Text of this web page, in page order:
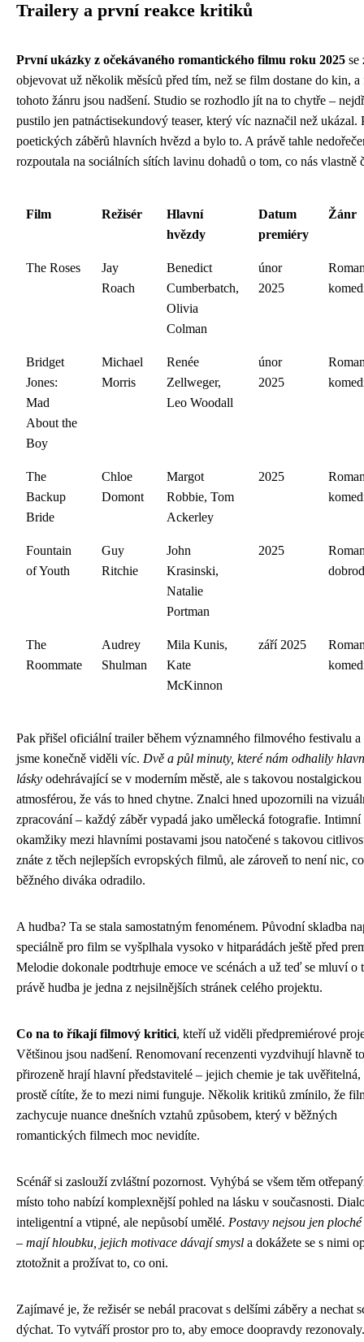
Trailery a první reakce kritiků
První ukázky z očekávaného romantického filmu roku 2025 se
objevovat už několik měsíců před tím, než se film dostane do kin, a
tohoto žánru jsou nadšení. Studio se rozhodlo jít na to chytře –
pustilo jen patnáctisekundový teaser, který víc naznačil než ukázal.
poetických záběrů hlavních hvězd a bylo to. A právě tahle
rozpoutala na sociálních sítích lavinu dohadů o tom, co nás vlastně
Film Režisér
Hlavní
hvězdy
Datum
premiéry
Žánr
The Roses
Jay
Roach
Benedict
Cumberbatch,
Olivia
Colman
únor
2025
Bridget
Jones:
Mad
About the
Boy
Michael
Morris
Renée
Zellweger,
Leo Woodall
únor
2025
The
Backup
Bride
Chloe
Domont
Margot
Robbie, Tom
Ackerley
2025
Fountain
of Youth
Guy
Ritchie
John
Krasinski,
Natalie
Portman
2025
The
Roommate
Audrey
Shulman
Mila Kunis,
Kate
McKinnon
září 2025
Pak přišel oficiální trailer během významného filmového festivalu a
jsme konečně viděli víc. Dvě a půl minuty, které nám odhalily
lásky odehrávající se v moderním městě, ale s takovou nostalgickou
atmosférou, že vás to hned chytne. Znalci hned upozornili na
zpracování – každý záběr vypadá jako umělecká fotografie. Intimní
okamžiky mezi hlavními postavami jsou natočené s takovou
znáte z těch nejlepších evropských filmů, ale zároveň to není nic,
běžného diváka odradilo.
A hudba? Ta se stala samostatným fenoménem. Původní skladba
speciálně pro film se vyšplhala vysoko v hitparádách ještě před
Melodie dokonale podtrhuje emoce ve scénách a už teď se mluví o
právě hudba je jedna z nejsilnějších stránek celého projektu.
Co na to říkají filmový kritici, kteří už viděli předpremiérové
Většinou jsou nadšení. Renomovaní recenzenti vyzdvihují hlavně
přirozeně hrají hlavní představitelé – jejich chemie je tak uvěřitelná,
prostě cítíte, že to mezi nimi funguje. Několik kritiků zmínilo, že
zachycuje nuance dnešních vztahů způsobem, který v běžných
romantických filmech moc nevidíte.
Scénář si zaslouží zvláštní pozornost. Vyhýbá se všem těm
místo toho nabízí komplexnější pohled na lásku v současnosti.
inteligentní a vtipné, ale nepůsobí umělé. Postavy nejsou jen
– mají hloubku, jejich motivace dávají smysl a dokážete se s nimi
ztotožnit a prožívat to, co oni.
Zajímavé je, že režisér se nebál pracovat s delšími záběry a nechat
dýchat. To vytváří prostor pro to, aby emoce doopravdy